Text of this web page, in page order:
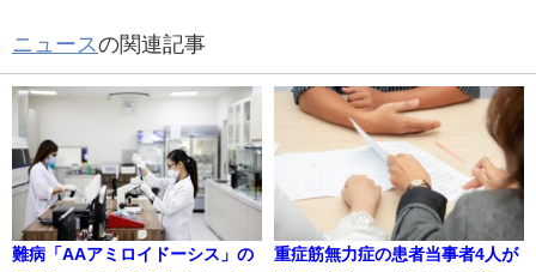
ニュースの関連記事
難病「AAアミロイドーシス」の
重症筋無力症の患者当事者4人が